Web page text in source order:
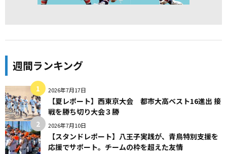
週間ランキング
2026年7月17日
【夏レポート】西東京大会 都市大高ベスト16進出 接
戦を勝ち切り大会３勝
2026年7月10日
【スタンドレポート】八王子実践が、青鳥特別支援を
応援でサポート。チームの枠を超えた友情